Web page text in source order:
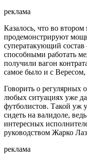
реклама
Казалось, что во
продемонстрируют
суператакующий состав
способными работать
получили вагон
самое было и с
Говорить о регулярных
любых ситуациях уже
футболистов. Такой уж
сидеть на валидоле,
интересных
руководством Жарко
реклама